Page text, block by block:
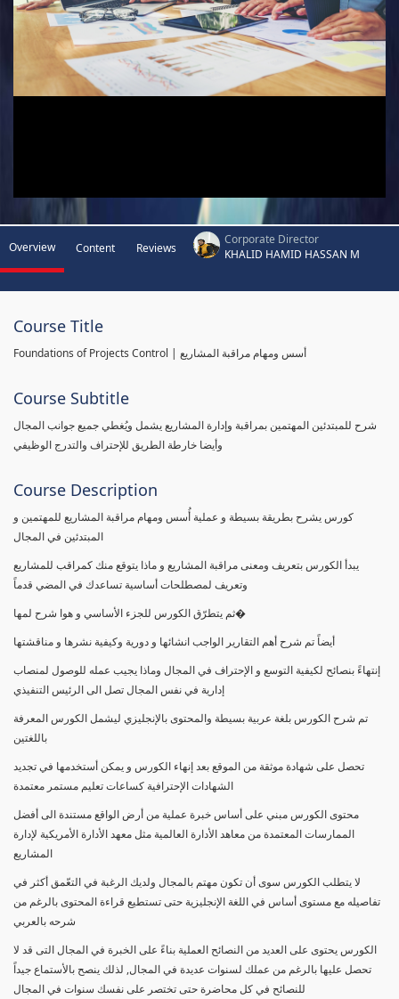
Overview Content Reviews
Corporate Director
KHALID HAMID HASSAN M
Course Title
Foundations of Projects Control | أسس ومهام مراقبة المشاريع
Course Subtitle
شرح للمبتدئين المهتمين بمراقبة وإدارة المشاريع يشمل ويُغطي جميع جوانب المجال
وأيضا خارطة الطريق للإحتراف والتدرج الوظيفي
Course Description
كورس يشرح بطريقة بسيطة و عملية أُسس ومهام مراقبة المشاريع للمهتمين و
المبتدئين في المجال
يبدأ الكورس بتعريف ومعنى مراقبة المشاريع و ماذا يتوقع منك كمراقب للمشاريع
وتعريف لمصطلحات أساسية تساعدك في المضي قدماً
ثم يتطرّق الكورس للجزء الأساسي و هوا شرح لمها�
أيضاً تم شرح أهم التقارير الواجب انشائها و دورية وكيفية نشرها و مناقشتها
إنتهاءً بنصائح لكيفية التوسع و الإحتراف في المجال وماذا يجيب عمله للوصول لمنصاب
إدارية في نفس المجال تصل الى الرئيس التنفيذي
تم شرح الكورس بلغة عربية بسيطة والمحتوى بالإنجليزي ليشمل الكورس المعرفة
باللغتين
تحصل على شهادة موثقة من الموقع بعد إنهاء الكورس و يمكن أستخدمها في تجديد
الشهادات الإحترافية كساعات تعليم مستمر معتمدة
محتوى الكورس مبني على أساس خبرة عملية من أرض الواقع مستندة الى أفضل
الممارسات المعتمدة من معاهد الأدارة العالمية مثل معهد الأدارة الأمريكية لإدارة
المشاريع
لا يتطلب الكورس سوى أن تكون مهتم بالمجال ولديك الرغبة في التعّمق أكثر في
تفاصيله مع مستوى أساس في اللغة الإنجليزية حتى تستطيع قراءة المحتوى بالرغم من
شرحه بالعربي
الكورس يحتوى على العديد من النصائح العملية بناءً على الخبرة في المجال التى قد لا
تحصل عليها بالرغم من عملك لسنوات عديدة في المجال, لذلك ينصح بالأستماع جيداً
للنصائح في كل محاضرة حتى تختصر على نفسك سنوات في المجال